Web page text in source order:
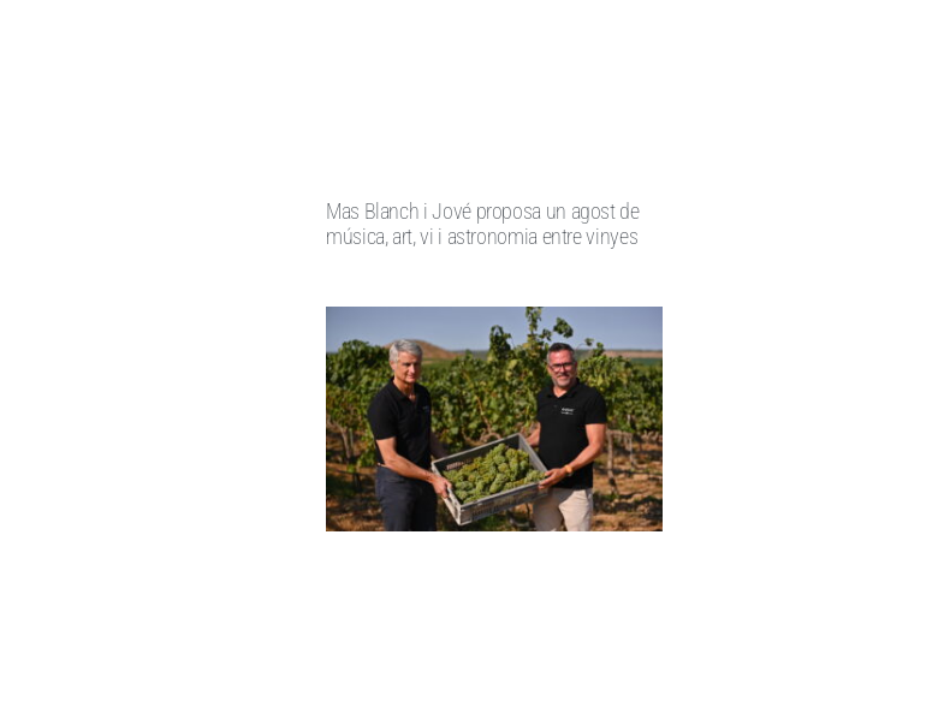
Mas Blanch i Jové proposa un agost de
música, art, vi i astronomia entre vinyes